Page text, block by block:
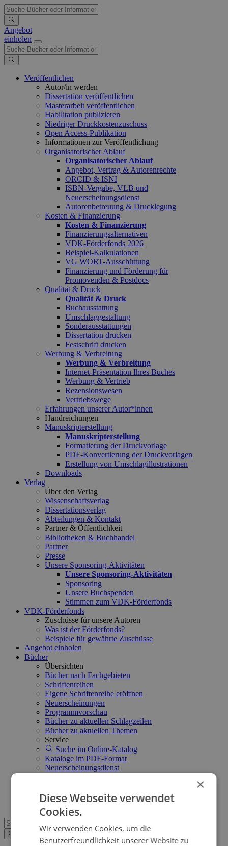
Angebot
einholen
Veröffentlichen
Autor/in werden
Dissertation veröffentlichen
Masterarbeit veröffentlichen
Habilitation publizieren
Niedriger Druckkostenzuschuss
Open Access-Publikation
Informationen zur Veröffentlichung
Organisatorischer Ablauf
Organisatorischer Ablauf
Angebot, Vertrag & Autorenrechte
ORCID & ISNI
ISBN-Vergabe, VLB und
Neuerscheinungsdienst
Autorenbetreuung & Drucklegung
Kosten & Finanzierung
Kosten & Finanzierung
Finanzierungsalternativen
VDK-Förderfonds 2026
Beispiel-Kalkulationen
VG WORT-Ausschüttung
Finanzierung und Förderung für
Promovenden & Postdocs
Qualität & Druck
Qualität & Druck
Buchausstattung
Umschlaggestaltung
Sonderausstattungen
Dissertation drucken
Festschrift drucken
Werbung & Verbreitung
Werbung & Verbreitung
Internet-Präsentation Ihres Buches
Werbung & Vertrieb
Rezensionswesen
Vertriebswege
Erfahrungen unserer Autor*innen
Handreichungen
Manuskripterstellung
Manuskripterstellung
Formatierung der Druckvorlage
PDF-Konvertierung der Druckvorlagen
Erstellung von Umschlagillustrationen
Downloads
Verlag
Über den Verlag
Wissenschaftsverlag
Dissertationsverlag
Abteilungen & Kontakt
Partner & Öffentlichkeit
Bibliotheken & Buchhandel
Partner
Presse
Unsere Sponsoring-Aktivitäten
Unsere Sponsoring-Aktivitäten
Sponsoring
Unsere Buchspenden
Stimmen zum VDK-Förderfonds
VDK-Förderfonds
Zuschüsse für unsere Autoren
Was ist der Förderfonds?
Beispiele für gewährte Zuschüsse
Angebot einholen
Bücher
Übersichten
Bücher nach Fachgebieten
Schriftenreihen
Eigene Schriftenreihe eröffnen
Neuerscheinungen
Programmvorschau
Bücher zu aktuellen Schlagzeilen
Bücher zu aktuellen Themen
Service
Suche im Online-Katalog
Kataloge im PDF-Format
Neuerscheinungsdienst
Shop
×
Diese Webseite verwendet
Cookies.
Wir verwenden Cookies, um die
Benutzerfreundlichkeit unserer Website zu